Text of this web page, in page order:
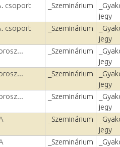
csoport
_Szeminárium
jegy
csoport
_Szeminárium
jegy
_Szeminárium
jegy
_Szeminárium
jegy
_Szeminárium
jegy
_Szeminárium
jegy
_Szeminárium